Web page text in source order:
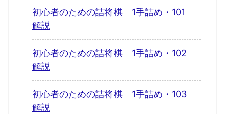
初心者のための詰将棋 1手詰め・101
解説
初心者のための詰将棋 1手詰め・102
解説
初心者のための詰将棋 1手詰め・103
解説